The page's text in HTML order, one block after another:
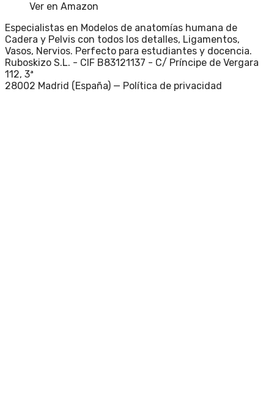
Ver en Amazon
Especialistas en Modelos de anatomías humana de
Cadera y Pelvis con todos los detalles, Ligamentos,
Vasos, Nervios. Perfecto para estudiantes y docencia.
Ruboskizo S.L. - CIF B83121137 - C/ Príncipe de Vergara
112, 3ª
28002 Madrid (España) — Política de privacidad